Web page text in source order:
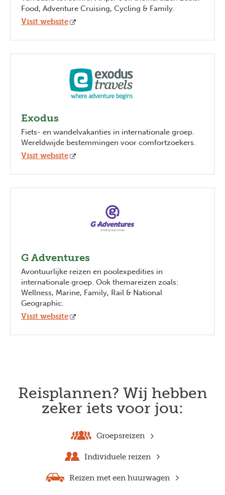
Food, Adventure Cruising, Cycling & Family.
Visit website
Exodus
Fiets- en wandelvakanties in internationale groep.
Wereldwijde bestemmingen voor comfortzoekers.
Visit website
G Adventures
Avontuurlijke reizen en poolexpedities in
internationale groep. Ook themareizen zoals:
Wellness, Marine, Family, Rail & National
Geographic.
Visit website
Reisplannen? Wij hebben
zeker iets voor jou:
Groepsreizen
Individuele reizen
Reizen met een huurwagen